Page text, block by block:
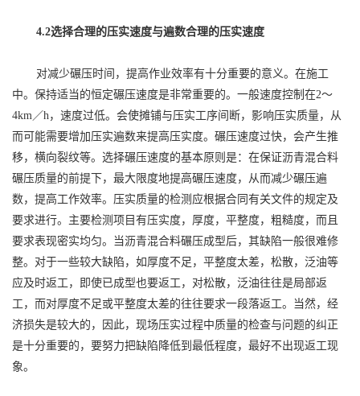
4.2选择合理的压实速度与遍数合理的压实速度
对减少碾压时间，提高作业效率有十分重要的意义。在施工
中。保持适当的恒定碾压速度是非常重要的。一般速度控制在2～
4km／h，速度过低。会使摊铺与压实工序间断，影响压实质量，从
而可能需要增加压实遍数来提高压实度。碾压速度过快，会产生推
移，横向裂纹等。选择碾压速度的基本原则是：在保证沥青混合料
碾压质量的前提下，最大限度地提高碾压速度，从而减少碾压遍
数，提高工作效率。压实质量的检测应根据合同有关文件的规定及
要求进行。主要检测项目有压实度，厚度，平整度，粗糙度，而且
要求表现密实均匀。当沥青混合料碾压成型后，其缺陷一般很难修
整。对于一些较大缺陷，如厚度不足，平整度太差，松散，泛油等
应及时返工，即使已成型也要返工，对松散，泛油往往是局部返
工，而对厚度不足或平整度太差的往往要求一段落返工。当然，经
济损失是较大的，因此，现场压实过程中质量的检查与问题的纠正
是十分重要的，要努力把缺陷降低到最低程度，最好不出现返工现
象。